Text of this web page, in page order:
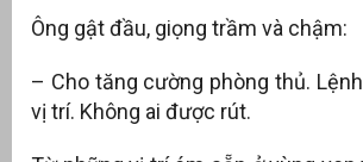
Ông gật đầu, giọng trầm và chậm:
– Cho tăng cường phòng thủ.
vị trí. Không ai được rút.